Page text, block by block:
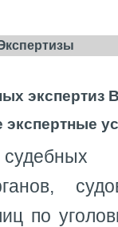
экспертиз
по